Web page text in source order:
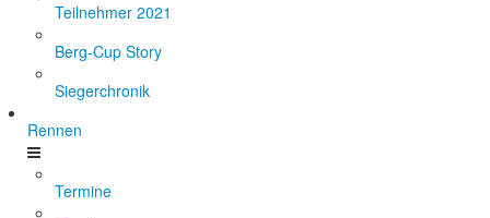
Teilnehmer 2021
Berg-Cup Story
Siegerchronik
Rennen
Termine